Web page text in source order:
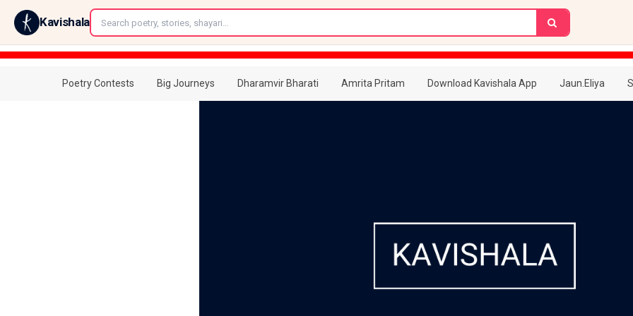
Kavishala
Poetry Contests Big Journeys Dharamvir Bharati Amrita Pritam Download Kavishala App Jaun.Eliya